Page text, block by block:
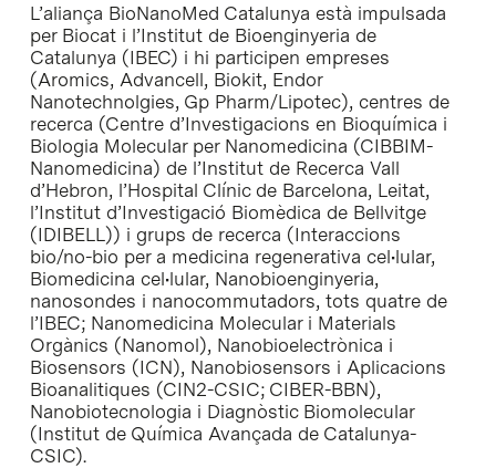
L’aliança BioNanoMed Catalunya està impulsada
per Biocat i l’Institut de Bioenginyeria de
Catalunya (IBEC) i hi participen empreses
(Aromics, Advancell, Biokit, Endor
Nanotechnolgies, Gp Pharm/Lipotec), centres de
recerca (Centre d’Investigacions en Bioquímica i
Biologia Molecular per Nanomedicina (CIBBIM-
Nanomedicina) de l’Institut de Recerca Vall
d’Hebron, l’Hospital Clínic de Barcelona, Leitat,
l’Institut d’Investigació Biomèdica de Bellvitge
(IDIBELL)) i grups de recerca (Interaccions
bio/no-bio per a medicina regenerativa cel•lular,
Biomedicina cel•lular, Nanobioenginyeria,
nanosondes i nanocommutadors, tots quatre de
l’IBEC; Nanomedicina Molecular i Materials
Orgànics (Nanomol), Nanobioelectrònica i
Biosensors (ICN), Nanobiosensors i Aplicacions
Bioanalitiques (CIN2-CSIC; CIBER-BBN),
Nanobiotecnologia i Diagnòstic Biomolecular
(Institut de Química Avançada de Catalunya-
CSIC).